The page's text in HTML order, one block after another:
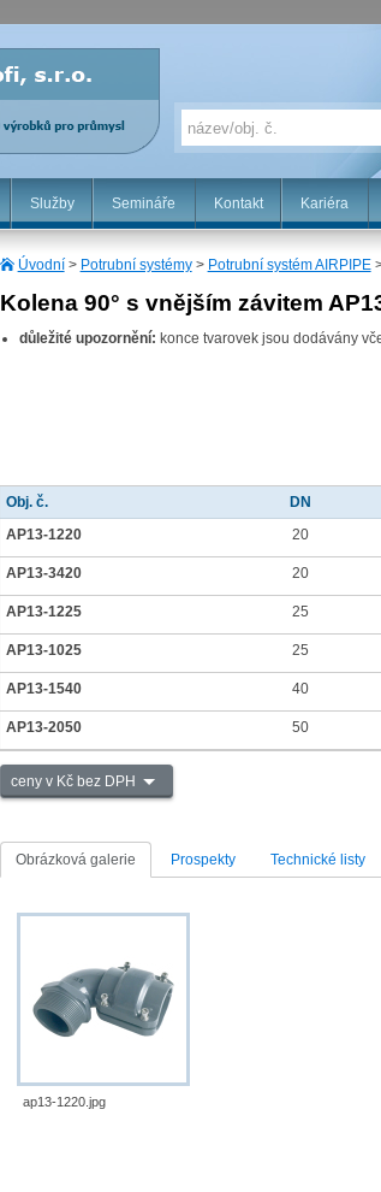
Služby Semináře Kontakt Kariéra
Úvodní> Potrubní systémy> Potrubní systém AIRPIPE
Kolena 90° s vnějším závitem
důležité upozornění: konce tvarovek jsou dodávány
Obj. č. DN
AP13-1220
20
AP13-3420 20
AP13-1225 25
AP13-1025 25
AP13-1540 40
AP13-2050 50
ceny v Kč bez DPH
Obrázková galerie Prospekty Technické listy
ap13-1220.jpg